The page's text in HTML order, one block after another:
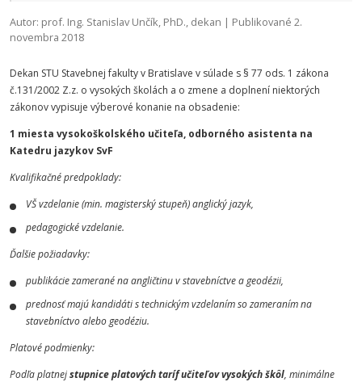
Autor: prof. Ing. Stanislav Unčík, PhD., dekan | Publikované 2.
novembra 2018
Dekan STU Stavebnej fakulty v Bratislave v súlade s § 77 ods. 1 zákona
č.131/2002 Z.z. o vysokých školách a o zmene a doplnení niektorých
zákonov vypisuje výberové konanie na obsadenie:
1 miesta vysokoškolského učiteľa, odborného asistenta na
Katedru jazykov SvF
Kvalifikačné predpoklady:
VŠ vzdelanie (min. magisterský stupeň) anglický jazyk,
pedagogické vzdelanie.
Ďalšie požiadavky:
publikácie zamerané na angličtinu v stavebníctve a geodézii,
prednosť majú kandidáti s technickým vzdelaním so zameraním na
stavebníctvo alebo geodéziu.
Platové podmienky:
Podľa platnejstupnice platových taríf učiteľov vysokých škôl, minimálne